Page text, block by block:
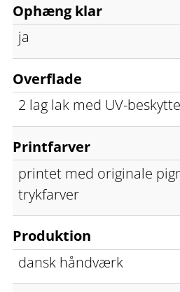
Ophæng klar
ja
Overflade
2 lag lak med UV-
Printfarver
printet med originale
trykfarver
Produktion
dansk håndværk